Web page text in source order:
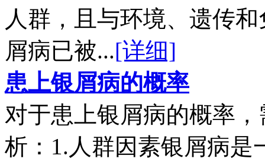
人群，且与环境、遗传
屑病已被...[详细]
患上银屑病的概率
对于患上银屑病的概率
析：1.人群因素银屑病是